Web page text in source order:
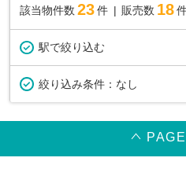
該当物件数 23件 販売数 18
駅で絞り込む
絞り込み条件： なし